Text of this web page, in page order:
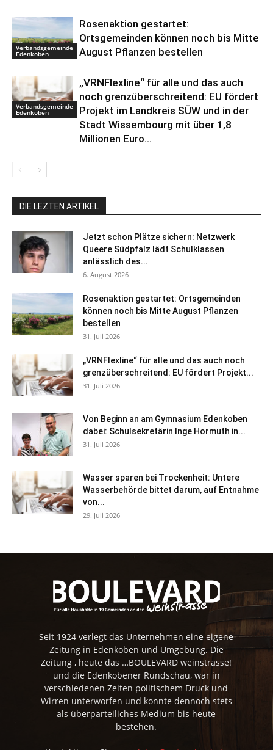
Verbandsgemeinde
Edenkoben
Rosenaktion gestartet:
Ortsgemeinden können noch bis Mitte
August Pflanzen bestellen
Verbandsgemeinde
Edenkoben
„VRNFlexline“ für alle und das auch
noch grenzüberschreitend: EU fördert
Projekt im Landkreis SÜW und in der
Stadt Wissembourg mit über 1,8
Millionen Euro...
DIE LEZTEN ARTIKEL
Jetzt schon Plätze sichern: Netzwerk
Queere Südpfalz lädt Schulklassen
anlässlich des...
6. August 2026
Rosenaktion gestartet: Ortsgemeinden
können noch bis Mitte August Pflanzen
bestellen
31. Juli 2026
„VRNFlexline“ für alle und das auch noch
grenzüberschreitend: EU fördert Projekt...
31. Juli 2026
Von Beginn an am Gymnasium Edenkoben
dabei: Schulsekretärin Inge Hormuth in...
31. Juli 2026
Wasser sparen bei Trockenheit: Untere
Wasserbehörde bittet darum, auf Entnahme
von...
29. Juli 2026
Seit 1924 verlegt das Unternehmen eine eigene
Zeitung in Edenkoben und Umgebung. Die
Zeitung , heute das …BOULEVARD weinstrasse!
und die Edenkobener Rundschau, war in
verschiedenen Zeiten politischem Druck und
Wirren unterworfen und konnte dennoch stets
als überparteiliches Medium bis heute
bestehen.